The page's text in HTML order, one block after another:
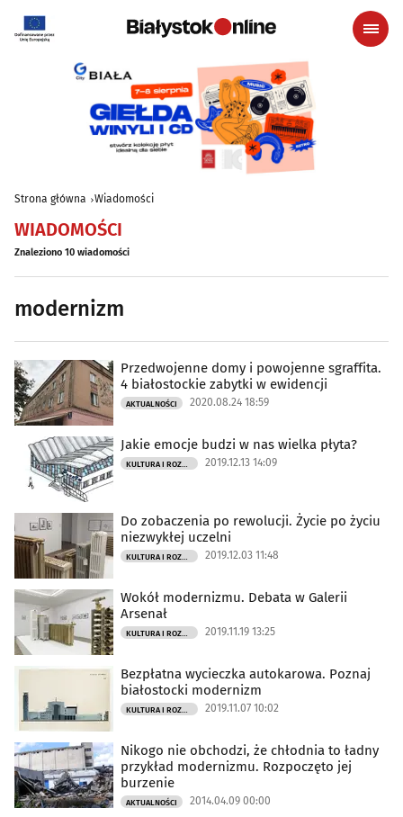
Strona główna Wiadomości
WIADOMOŚCI
Znaleziono 10 wiadomości
modernizm
Przedwojenne domy i powojenne sgraffita.
4 białostockie zabytki w ewidencji
AKTUALNOŚCI 2020.08.24 18:59
Jakie emocje budzi w nas wielka płyta?
2019.12.13 14:09
Do zobaczenia po rewolucji. Życie po życiu
niezwykłej uczelni
2019.12.03 11:48
Wokół modernizmu. Debata w Galerii
Arsenał
2019.11.19 13:25
Bezpłatna wycieczka autokarowa. Poznaj
białostocki modernizm
2019.11.07 10:02
Nikogo nie obchodzi, że chłodnia to ładny
przykład modernizmu. Rozpoczęto jej
burzenie
AKTUALNOŚCI 2014.04.09 00:00